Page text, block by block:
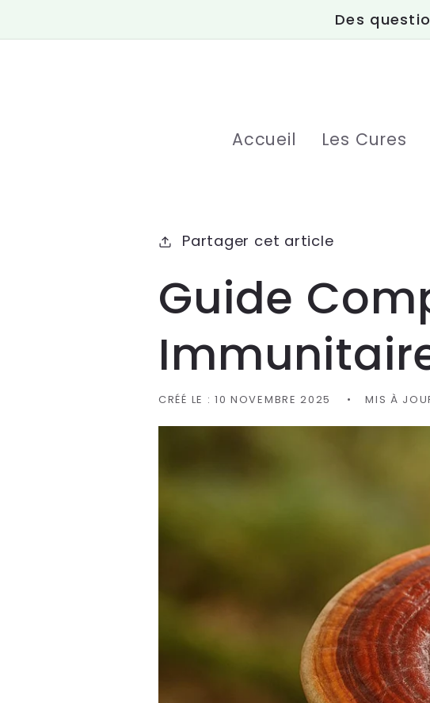
au
Des
Accueil Les Cures
Partager cet article
Guide
CRÉÉ LE : 10 NOVEMBRE 2025 MIS À